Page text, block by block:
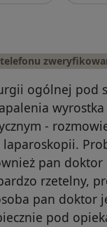
ogólnej pod
-
pan doktor
rzetelny,
pan doktor
pod